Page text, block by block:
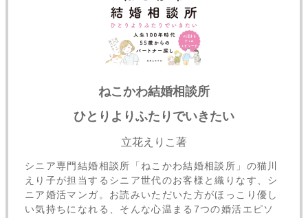
ねこかわ結婚相談所
ひとりよりふたりでいきたい
立花えりこ著
シニア専門結婚相談所「ねこかわ結婚相談所」の猫川
えり子が担当するシニア世代のお客様と織りなす、シ
ニア婚活マンガ。お読みいただいた方がほっこり優し
い気持ちになれる、そんな心温まる7つの婚活エピソ